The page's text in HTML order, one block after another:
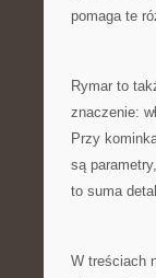
pomaga te
Rymar to
znaczenie:
Przy
są
to suma
W treściach